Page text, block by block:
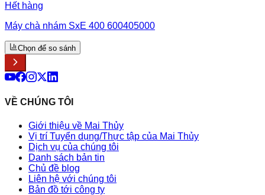
Hết hàng
Máy chà nhám SxE 400 600405000
Chọn để so sánh
VỀ CHÚNG TÔI
Giới thiệu về Mai Thủy
Vị trí Tuyển dụng/Thực tập của Mai Thủy
Dịch vụ của chúng tôi
Danh sách bản tin
Chủ đề blog
Liên hệ với chúng tôi
Bản đồ tới công ty